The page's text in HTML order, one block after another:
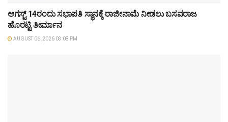
ಆಗಸ್ಟ್‌ 14ರಂದು ಸಭಾಪತಿ ಸ್ಥಾನಕ್ಕೆ ರಾಜೀನಾಮೆ ನೀಡಲು ಬಸವರಾಜ
ಹೊರಟ್ಟಿ ತೀರ್ಮಾನ
AUGUST 06, 2026 03:08 PM